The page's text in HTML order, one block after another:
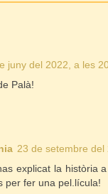
juny del 2022, a les
Palà!
23 de setembre del
explicat la història
per fer una pel.lícula!